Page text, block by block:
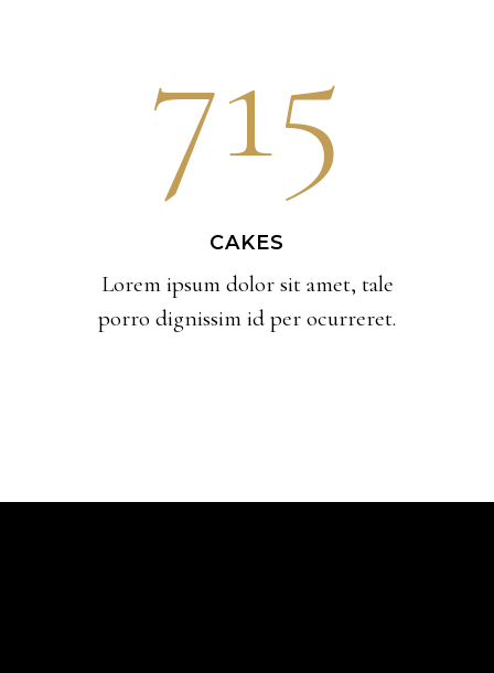
715
CAKES
Lorem ipsum dolor sit amet, tale
porro dignissim id per ocurreret.